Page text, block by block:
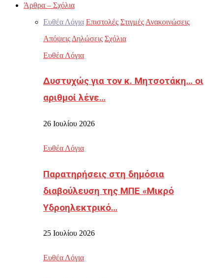
Άρθρα – Σχόλια
Ευθέα Λόγια Επιστολές Στιγμές Ανακοινώσεις
Απόψεις Δηλώσεις Σχόλια
Ευθέα Λόγια
Δυστυχώς για τον κ. Μητσοτάκη… οι
αριθμοί λένε…
26 Ιουλίου 2026
Ευθέα Λόγια
Παρατηρήσεις στη δημόσια
διαβούλευση της ΜΠΕ «Μικρό
Υδροηλεκτρικό…
25 Ιουλίου 2026
Ευθέα Λόγια